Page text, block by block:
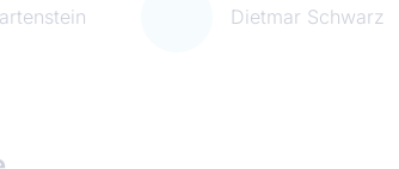
Dietmar Schwarz